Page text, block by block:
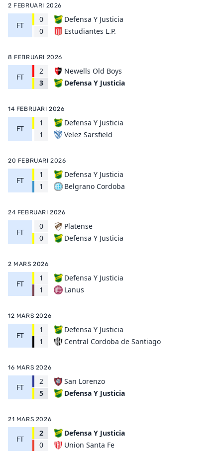
2 FEBRUARI 2026
FT
0
0
Defensa Y Justicia
Estudiantes L.P.
8 FEBRUARI 2026
FT
2
3
Newells Old Boys
Defensa Y Justicia
14 FEBRUARI 2026
FT
1
1
Defensa Y Justicia
Velez Sarsfield
20 FEBRUARI 2026
FT
1
1
Defensa Y Justicia
Belgrano Cordoba
24 FEBRUARI 2026
FT
0
0
Platense
Defensa Y Justicia
2 MARS 2026
FT
1
1
Defensa Y Justicia
Lanus
12 MARS 2026
FT
1
1
Defensa Y Justicia
Central Cordoba de Santiago
16 MARS 2026
FT
2
5
San Lorenzo
Defensa Y Justicia
21 MARS 2026
FT
2
0
Defensa Y Justicia
Union Santa Fe